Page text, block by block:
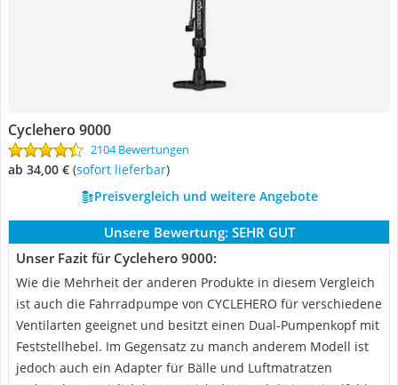
Cyclehero 9000
2104 Bewertungen
ab 34,00 € ( Sofort lieferbar)
Preisvergleich und weitere Angebote
Unsere Bewertung: SEHR GUT
Unser Fazit für Cyclehero 9000:
Wie die Mehrheit der anderen Produkte in diesem Vergleich
ist auch die Fahrradpumpe von CYCLEHERO für verschiedene
Ventilarten geeignet und besitzt einen Dual-Pumpenkopf mit
Feststellhebel. Im Gegensatz zu manch anderem Modell ist
jedoch auch ein Adapter für Bälle und Luftmatratzen